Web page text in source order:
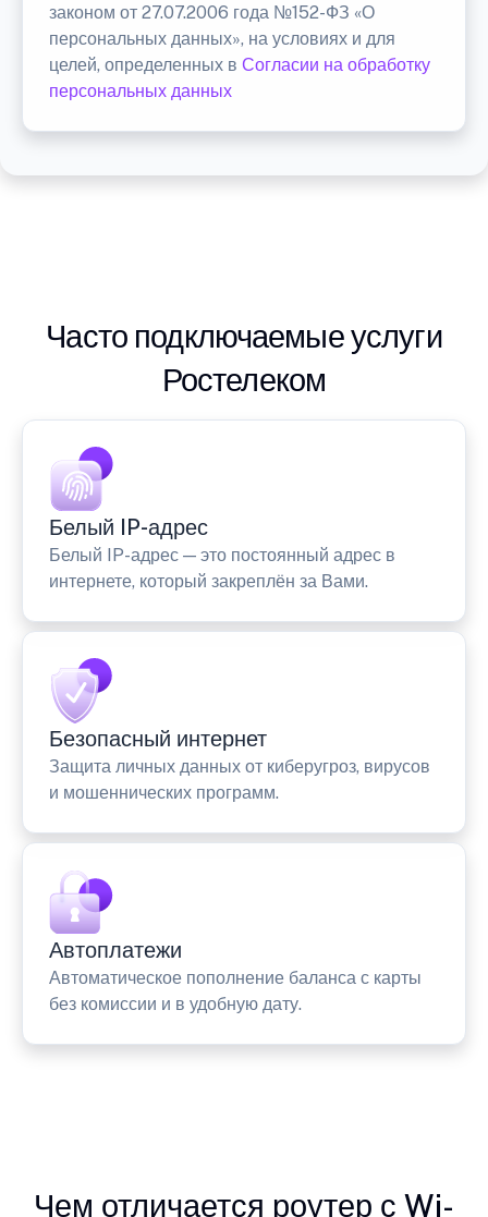
законом от 27.07.2006 года №152-ФЗ «О
персональных данных», на условиях и для
целей, определенных в Согласии на обработку
персональных данных
Часто подключаемые услуги
Ростелеком
Белый IP-адрес
Белый IP-адрес — это постоянный адрес в
интернете, который закреплён за Вами.
Безопасный интернет
Защита личных данных от киберугроз, вирусов
и мошеннических программ.
Автоплатежи
Автоматическое пополнение баланса с карты
без комиссии и в удобную дату.
Чем отличается роутер с Wi-